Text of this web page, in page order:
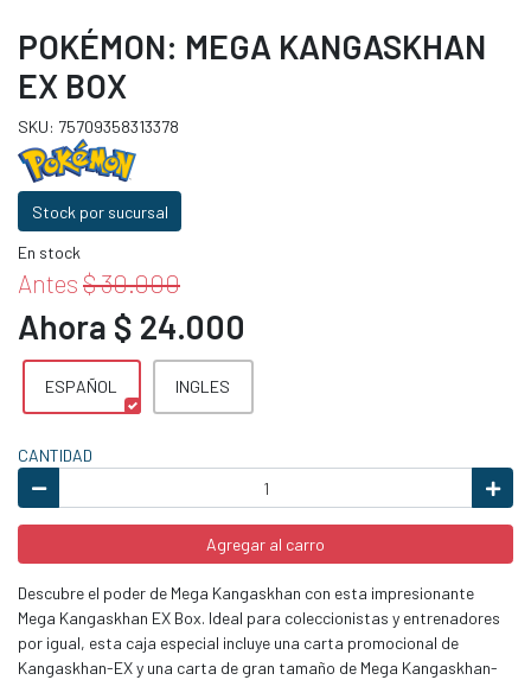
POKÉMON: MEGA KANGASKHAN
EX BOX
SKU: 75709358313378
Stock por sucursal
En stock
Antes $ 30.000
Ahora $ 24.000
ESPAÑOL INGLES
CANTIDAD
Agregar al carro
Descubre el poder de Mega Kangaskhan con esta impresionante
Mega Kangaskhan EX Box. Ideal para coleccionistas y entrenadores
por igual, esta caja especial incluye una carta promocional de
Kangaskhan-EX y una carta de gran tamaño de Mega Kangaskhan-